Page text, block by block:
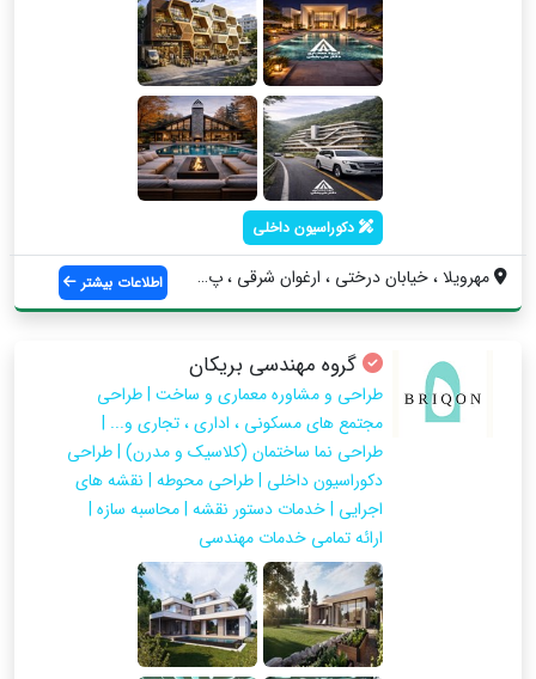
دکوراسیون داخلی
مهرویلا ، خیابان درختی ، ارغوان شرقی ، پ... اطلاعات بیشتر
گروه مهندسی بریکان
طراحی و مشاوره معماری و ساخت | طراحی
مجتمع های مسکونی ، اداری ، تجاری و... |
طراحی نما ساختمان (کلاسیک و مدرن) | طراحی
دکوراسیون داخلی | طراحی محوطه | نقشه های
اجرایی | خدمات دستور نقشه | محاسبه سازه |
ارائه تمامی خدمات مهندسی